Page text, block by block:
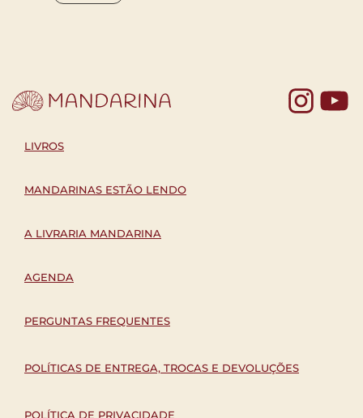
LIVROS
MANDARINAS ESTÃO LENDO
A LIVRARIA MANDARINA
AGENDA
PERGUNTAS FREQUENTES
POLÍTICAS DE ENTREGA, TROCAS E DEVOLUÇÕES
POLÍTICA DE PRIVACIDADE